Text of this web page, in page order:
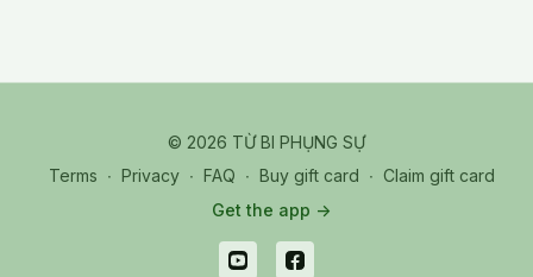
© 2026 TỪ BI PHỤNG SỰ
Terms ∙ Privacy ∙ FAQ ∙ Buy gift card ∙ Claim gift card
Get the app ->